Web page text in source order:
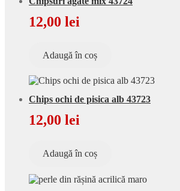
12,00 lei
Adaugă în coș
Chips ochi de pisica alb 43723
12,00 lei
Adaugă în coș